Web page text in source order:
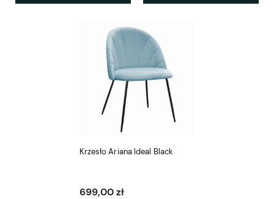
Krzesło Ariana Ideal Black
699,00 zł